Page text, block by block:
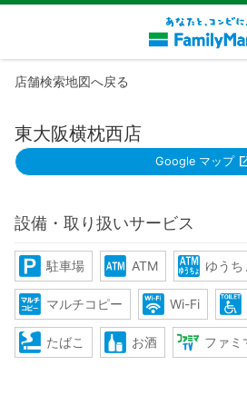
店舗検索地図へ戻る
東大阪横枕西店
Google マップ
設備・取り扱いサービス
駐車場 ATM ゆうち
マルチコピー Wi-Fi
たばこ お酒 ファミ